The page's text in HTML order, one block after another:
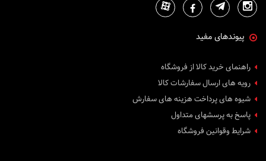
پیوندهای مفید
راهنمای خرید کالا از فروشگاه
رویه های ارسال سفارشات کالا
شیوه های پرداخت هزینه های سفارش
پاسخ به پرسشهای متداول
شرایط وقوانین فروشگاه